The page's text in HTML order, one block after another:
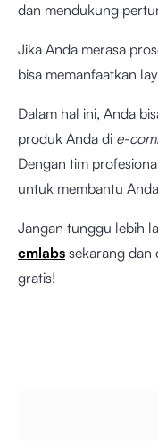
dan mendukung
Jika Anda merasa
bisa memanfaatkan
Dalam hal ini, Anda
produk Anda di e-
Dengan tim
untuk membantu
Jangan tunggu lebih
cmlabs sekarang dan
gratis!